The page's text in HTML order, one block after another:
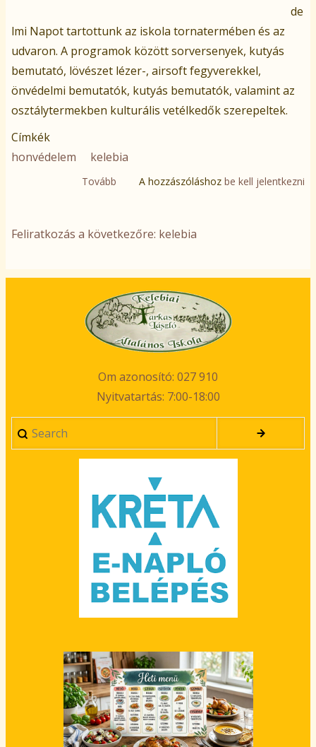
de
lmi Napot tartottunk az iskola tornatermében és az
udvaron. A programok között sorversenyek, kutyás
bemutató, lövészet lézer-, airsoft fegyverekkel,
önvédelmi bemutatók, kutyás bemutatók, valamint az
osztálytermekben kulturális vetélkedők szerepeltek.
Címkék
honvédelem
kelebia
Tovább (Honvédelmi
A hozzászóláshoz be kell jelentkezni
Feliratkozás a következőre: kelebia
Om azonosító: 027 910
Nyitvatartás: 7:00-18:00
Search